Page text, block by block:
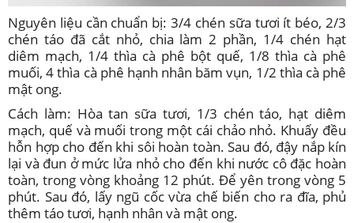
Nguyên liệu cần chuẩn bị: 3/4 chén sữa tươi ít béo, 2/3
chén táo đã cắt nhỏ, chia làm 2 phần, 1/4 chén hạt
diêm mạch, 1/4 thìa cà phê bột quế, 1/8 thìa cà phê
muối, 4 thìa cà phê hạnh nhân băm vụn, 1/2 thìa cà phê
mật ong.
Cách làm: Hòa tan sữa tươi, 1/3 chén táo, hạt diêm
mạch, quế và muối trong một cái chảo nhỏ. Khuấy đều
hỗn hợp cho đến khi sôi hoàn toàn. Sau đó, đậy nắp kín
lại và đun ở mức lửa nhỏ cho đến khi nước cô đặc hoàn
toàn, trong vòng khoảng 12 phút. Để yên trong vòng 5
phút. Sau đó, lấy ngũ cốc vừa chế biến cho ra đĩa, phủ
thêm táo tươi, hạnh nhân và mật ong.